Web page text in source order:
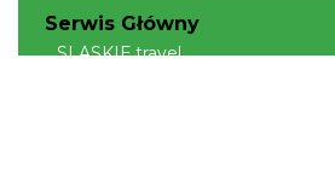
Serwis Główny
SLASKIE.travel